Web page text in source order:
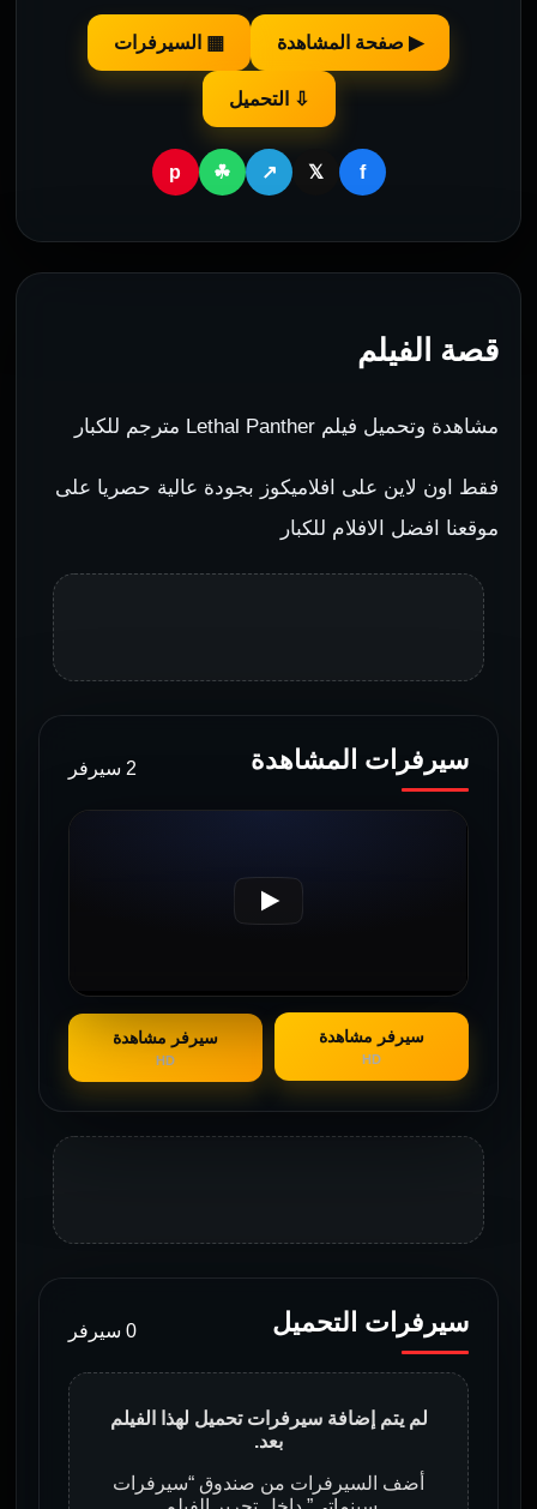
▶ صفحة المشاهدة ▦ السيرفرات
⇩ التحميل
f
𝕏
↗
☘
p
قصة الفيلم
مشاهدة وتحميل فيلم Lethal Panther مترجم للكبار
فقط اون لاين على افلاميكوز بجودة عالية حصريا على
موقعنا افضل الافلام للكبار
سيرفرات المشاهدة 2 سيرفر
سيرفر مشاهدة
HD
سيرفر مشاهدة
HD
سيرفرات التحميل 0 سيرفر
لم يتم إضافة سيرفرات تحميل لهذا الفيلم
بعد.
أضف السيرفرات من صندوق “سيرفرات